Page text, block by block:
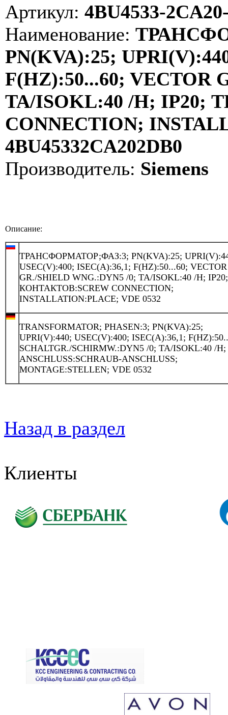
Артикул: 4BU4533-
Наименование:
PN(KVA):25;
F(HZ):50...60; VECTOR
TA/ISOKL:40 /H;
CONNECTION;
4BU45332CA202DB0
Производитель: Siemens
Описание:
ТРАНСФОРМАТОР;ФАЗ:3; PN(KVA):25;
USEC(V):400; ISEC(A):36,1; F(HZ):50...60; VECTOR
GR./SHIELD WNG.:DYN5 /0; TA/ISOKL:40 /H;
КОНТАКТОВ:SCREW CONNECTION;
INSTALLATION:PLACE; VDE 0532
TRANSFORMATOR; PHASEN:3; PN(KVA):25;
UPRI(V):440; USEC(V):400; ISEC(A):36,1;
SCHALTGR./SCHIRMW.:DYN5 /0; TA/ISOKL:40 /H;
ANSCHLUSS:SCHRAUB-ANSCHLUSS;
MONTAGE:STELLEN; VDE 0532
Назад в раздел
Клиенты